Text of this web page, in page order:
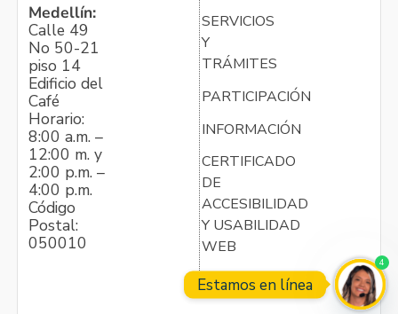
Medellín:
Calle 49
No 50-21
piso 14
Edificio del
Café
Horario:
8:00 a.m. –
12:00 m. y
2:00 p.m. –
4:00 p.m.
Código
Postal:
050010
SERVICIOS
Y
TRÁMITES
PARTICIPACIÓN
INFORMACIÓN
CERTIFICADO
DE
ACCESIBILIDAD
Y USABILIDAD
WEB
Estamos en línea
4